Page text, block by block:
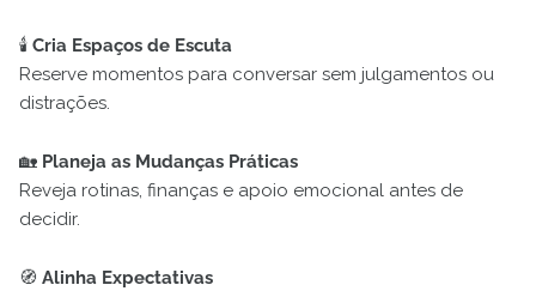
🕯️ Cria Espaços de Escuta
Reserve momentos para conversar sem julgamentos ou
distrações.
🏡 Planeja as Mudanças Práticas
Reveja rotinas, finanças e apoio emocional antes de
decidir.
🧭 Alinha Expectativas